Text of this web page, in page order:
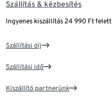
Szállítás & kézbesítés
Ingyenes kiszállítás 24 990 Ft felett
Szállítási díj
Szállítási idő
Kiszállító partnerünk